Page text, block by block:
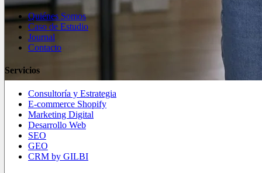
Quiénes Somos
Caso de Estudio
Journal
Contacto
Servicios
Consultoría y Estrategia
E-commerce Shopify
Marketing Digital
Desarrollo Web
SEO
GEO
CRM by GILBI